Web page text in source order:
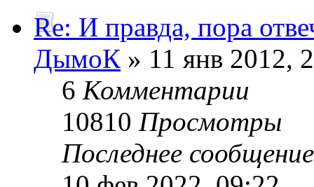
Re: И правда, пора
ДымоК » 11 янв 2012,
6 Комментарии
10810 Просмотры
Последнее